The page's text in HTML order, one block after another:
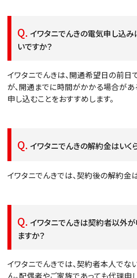
イワタニでんきの電気申し込
いですか？
イワタニでんきは、開通希望日の前
が、開通までに時間がかかる場合があ
申し込むことをおすすめします。
イワタニでんきの解約金はいく
イワタニでんきでは、契約後の解約金
イワタニでんきは契約者以外
ますか？
イワタニでんきでは、契約者本人でな
ん。配偶者やご家族であっても代理申